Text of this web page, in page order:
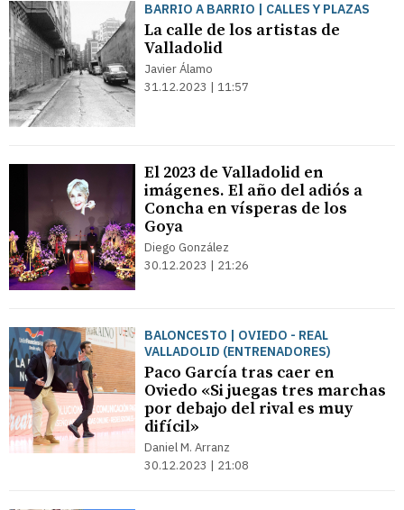
BARRIO A BARRIO | CALLES Y PLAZAS
La calle de los artistas de
Valladolid
Javier Álamo
31.12.2023 | 11:57
El 2023 de Valladolid en
imágenes. El año del adiós a
Concha en vísperas de los
Goya
Diego González
30.12.2023 | 21:26
BALONCESTO | OVIEDO - REAL
VALLADOLID (ENTRENADORES)
Paco García tras caer en
Oviedo «Si juegas tres marchas
por debajo del rival es muy
difícil»
Daniel M. Arranz
30.12.2023 | 21:08